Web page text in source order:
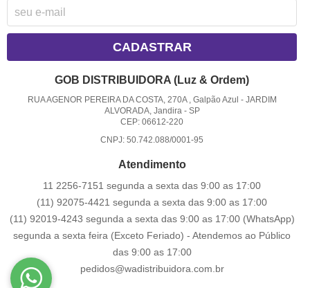
CADASTRAR
GOB DISTRIBUIDORA (Luz & Ordem)
RUA AGENOR PEREIRA DA COSTA, 270A , Galpão Azul - JARDIM
ALVORADA, Jandira - SP
CEP: 06612-220
CNPJ: 50.742.088/0001-95
Atendimento
11 2256-7151 segunda a sexta das 9:00 as 17:00
(11) 92075-4421 segunda a sexta das 9:00 as 17:00
(11) 92019-4243 segunda a sexta das 9:00 as 17:00 (WhatsApp)
segunda a sexta feira (Exceto Feriado) - Atendemos ao Público
das 9:00 as 17:00
pedidos@wadistribuidora.com.br